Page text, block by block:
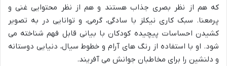
که هم از نظر بصری جذاب هستند و هم از نظر محتوایی غنی و
پرمعنا. سبک کاری نیکلز با سادگی، گرمی، و توانایی در به تصویر
کشیدن احساسات پیچیده کودکان با بیانی قابل فهم شناخته می
شود. او با استفاده از رنگ های آرام و خطوط سیال، دنیایی دوستانه
و دلنشین را برای مخاطبان جوانش می آفریند.